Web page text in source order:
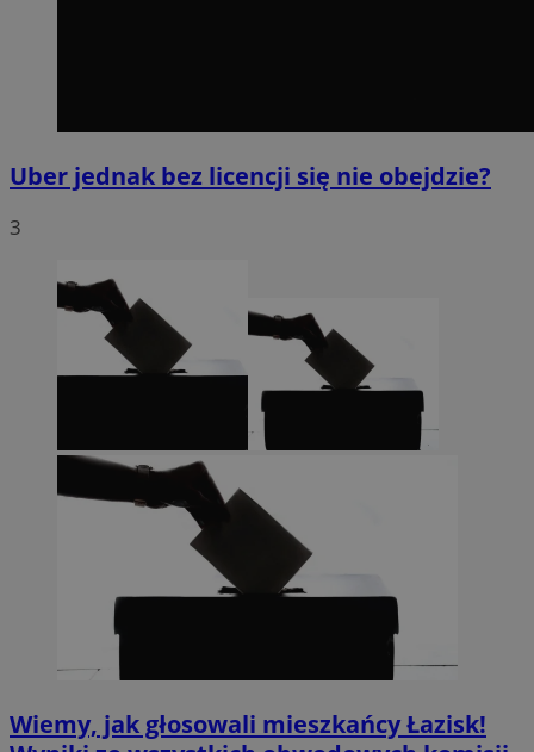
Uber jednak bez licencji się nie obejdzie?
3
Wiemy, jak głosowali mieszkańcy Łazisk!